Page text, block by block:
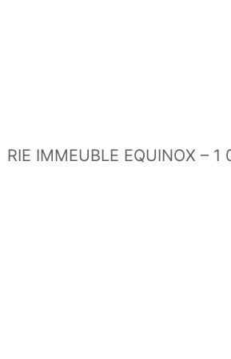
RIE IMMEUBLE EQUINOX – 1